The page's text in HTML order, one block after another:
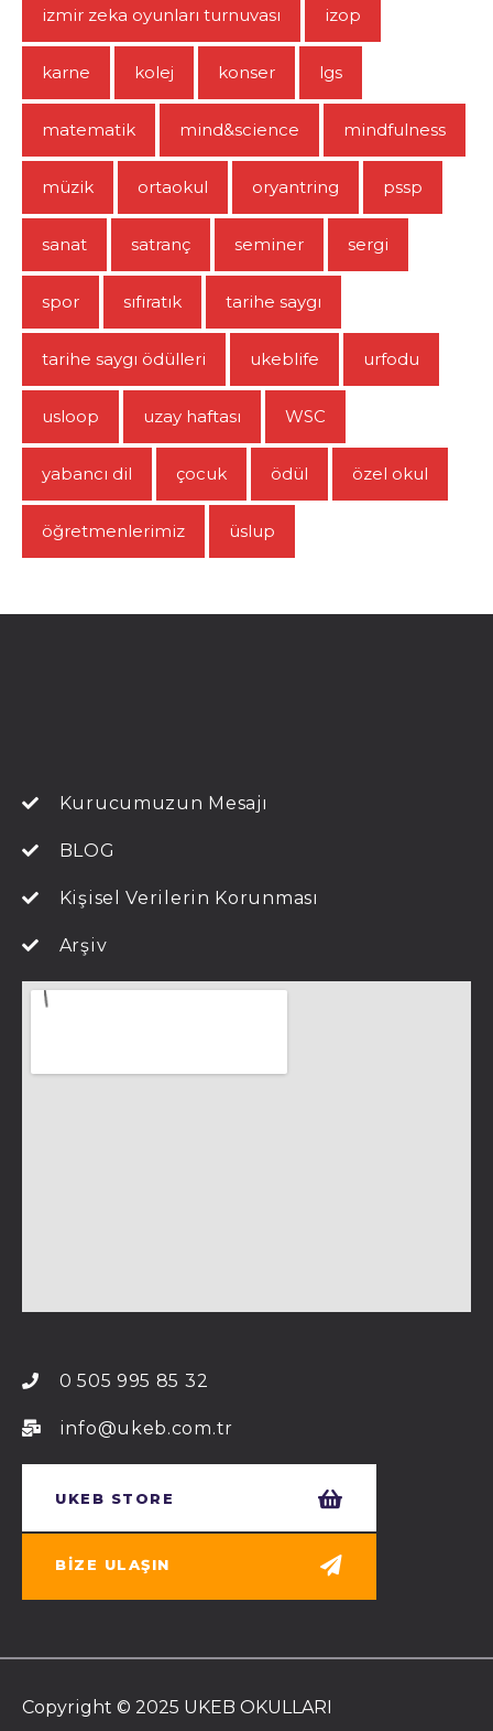
izmir zeka oyunları turnuvası izop
karne kolej konser lgs
matematik mind&science mindfulness
müzik ortaokul oryantring pssp
sanat satranç seminer sergi
spor sıfıratık tarihe saygı
tarihe saygı ödülleri ukeblife urfodu
usloop uzay haftası WSC
yabancı dil çocuk ödül özel okul
öğretmenlerimiz üslup
Kurucumuzun Mesajı
BLOG
Kişisel Verilerin Korunması
Arşiv
0 505 995 85 32
info@ukeb.com.tr
UKEB STORE
BIZE ULAŞIN
Copyright © 2025 UKEB OKULLARI